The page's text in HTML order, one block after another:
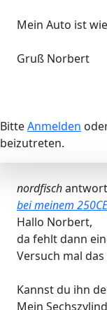
Mein Auto ist
Gruß Norbert
BitteAnmelden
beizutreten.
nordfisch
bei meinem 250CE
Hallo Norbert,
da fehlt dann
Versuch mal
Kannst du ihn
Mein